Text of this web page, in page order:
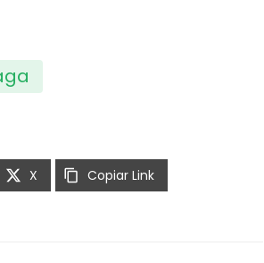
X Copiar Link